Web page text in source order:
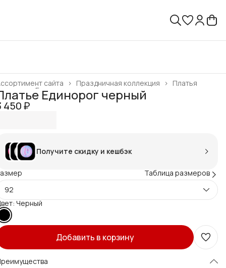
Платья
Праздничная коллекция ›
сайта ›
Готовая продукция
Единорог черный
450 ₽
Получите скидку и кешбэк
Таблица размеров
92
Черный
Добавить в корзину